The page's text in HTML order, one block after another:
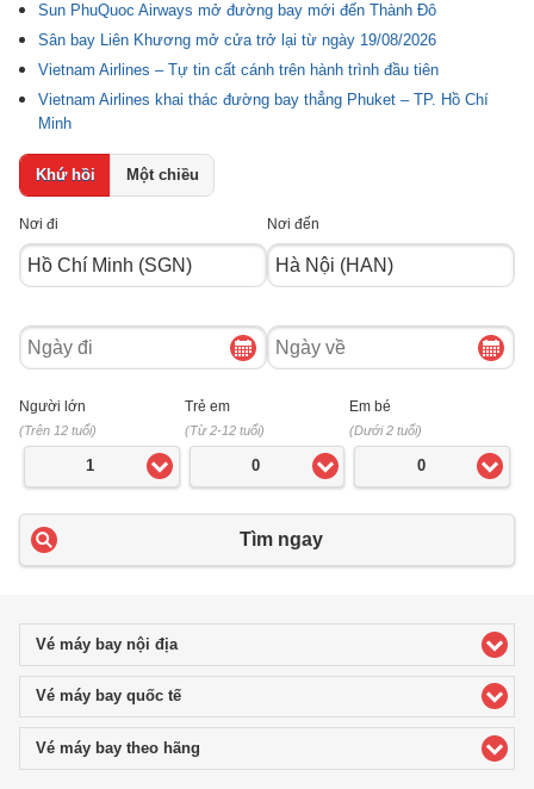
Sun PhuQuoc Airways mở đường bay mới đến Thành Đô
Sân bay Liên Khương mở cửa trở lại từ ngày 19/08/2026
Vietnam Airlines – Tự tin cất cánh trên hành trình đầu tiên
Vietnam Airlines khai thác đường bay thẳng Phuket – TP. Hồ Chí
Minh
Khứ hồi Một chiều
Nơi đi Nơi đến
Ngày
đi
Ngày
về
Người lớn
(Trên 12 tuổi)
1
Trẻ em
(Từ 2-12 tuổi)
0
Em bé
(Dưới 2 tuổi)
0
Tìm ngay
Vé máy bay nội địaclick to expand contents
Vé máy bay quốc tếclick to expand contents
Vé máy bay theo hãng